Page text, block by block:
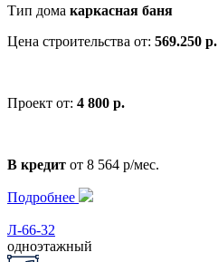
Тип дома каркасная баня
Цена строительства от: 569.250 р.
Проект от: 4 800 р.
В кредит от 8 564 р/мес.
Подробнее
Л-66-32
одноэтажный